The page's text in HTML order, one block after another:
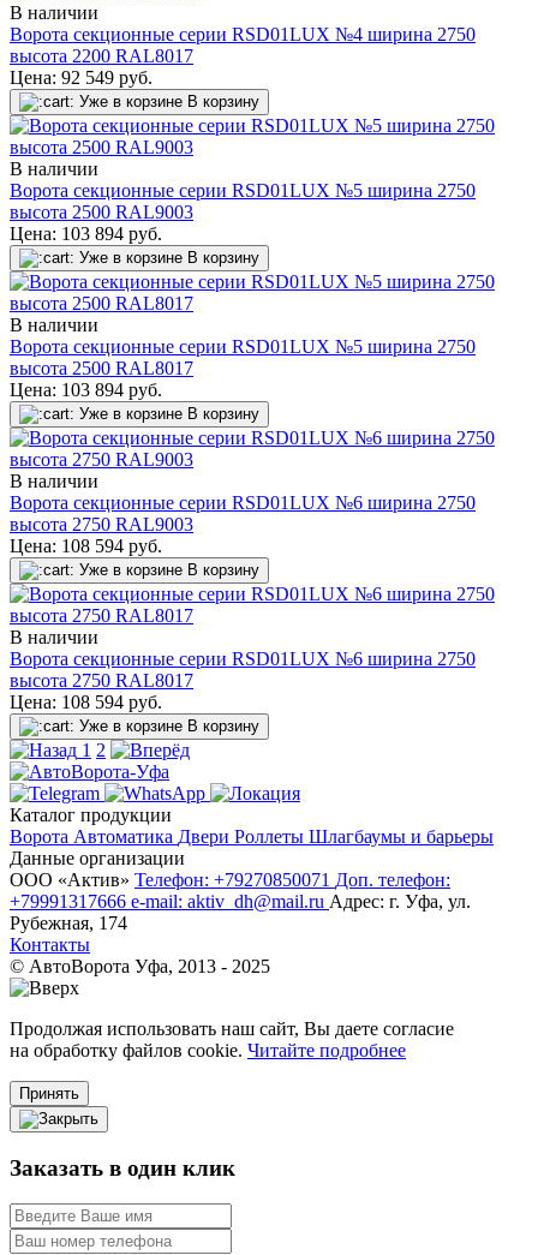
В наличии
Ворота секционные серии RSD01LUX №4 ширина 2750
высота 2200 RAL8017
Цена: 92 549 руб.
Уже в корзине В корзину
В наличии
Ворота секционные серии RSD01LUX №5 ширина 2750
высота 2500 RAL9003
Цена: 103 894 руб.
Уже в корзине В корзину
В наличии
Ворота секционные серии RSD01LUX №5 ширина 2750
высота 2500 RAL8017
Цена: 103 894 руб.
Уже в корзине В корзину
В наличии
Ворота секционные серии RSD01LUX №6 ширина 2750
высота 2750 RAL9003
Цена: 108 594 руб.
Уже в корзине В корзину
В наличии
Ворота секционные серии RSD01LUX №6 ширина 2750
высота 2750 RAL8017
Цена: 108 594 руб.
Уже в корзине В корзину
1 2
Каталог продукции
Ворота Автоматика Двери Роллеты Шлагбаумы и барьеры
Данные организации
ООО «‎Актив»‎ Телефон: +79270850071 Доп. телефон:
+79991317666 e-mail: aktiv_dh@mail.ru Адрес: г. Уфа, ул.
Рубежная, 174
Контакты
© АвтоВорота Уфа, 2013 - 2025
Продолжая использовать наш сайт, Вы даете согласие
на обработку файлов cookie. Читайте подробнее
Принять
Заказать в один клик